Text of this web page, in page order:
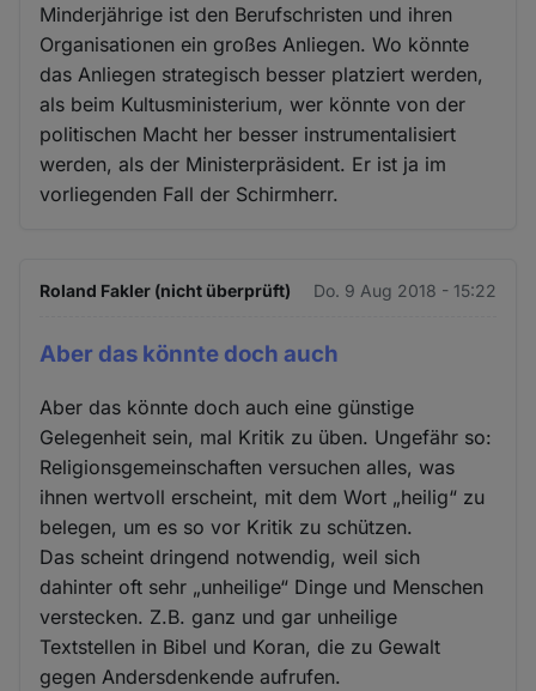
Minderjährige ist den Berufschristen und ihren
Organisationen ein großes Anliegen. Wo könnte
das Anliegen strategisch besser platziert werden,
als beim Kultusministerium, wer könnte von der
politischen Macht her besser instrumentalisiert
werden, als der Ministerpräsident. Er ist ja im
vorliegenden Fall der Schirmherr.
Roland Fakler (nicht überprüft) Do. 9 Aug 2018 - 15:22
Aber das könnte doch auch
Aber das könnte doch auch eine günstige
Gelegenheit sein, mal Kritik zu üben. Ungefähr so:
Religionsgemeinschaften versuchen alles, was
ihnen wertvoll erscheint, mit dem Wort „heilig“ zu
belegen, um es so vor Kritik zu schützen.
Das scheint dringend notwendig, weil sich
dahinter oft sehr „unheilige“ Dinge und Menschen
verstecken. Z.B. ganz und gar unheilige
Textstellen in Bibel und Koran, die zu Gewalt
gegen Andersdenkende aufrufen.